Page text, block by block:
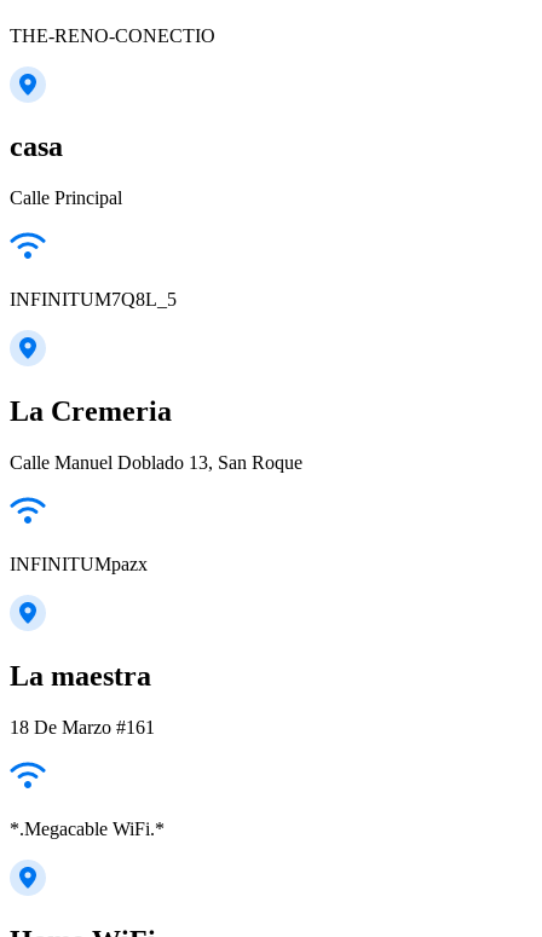
THE-RENO-CONECTIO
casa
Calle Principal
INFINITUM7Q8L_5
La Cremeria
Calle Manuel Doblado 13, San Roque
INFINITUMpazx
La maestra
18 De Marzo #161
*.Megacable WiFi.*